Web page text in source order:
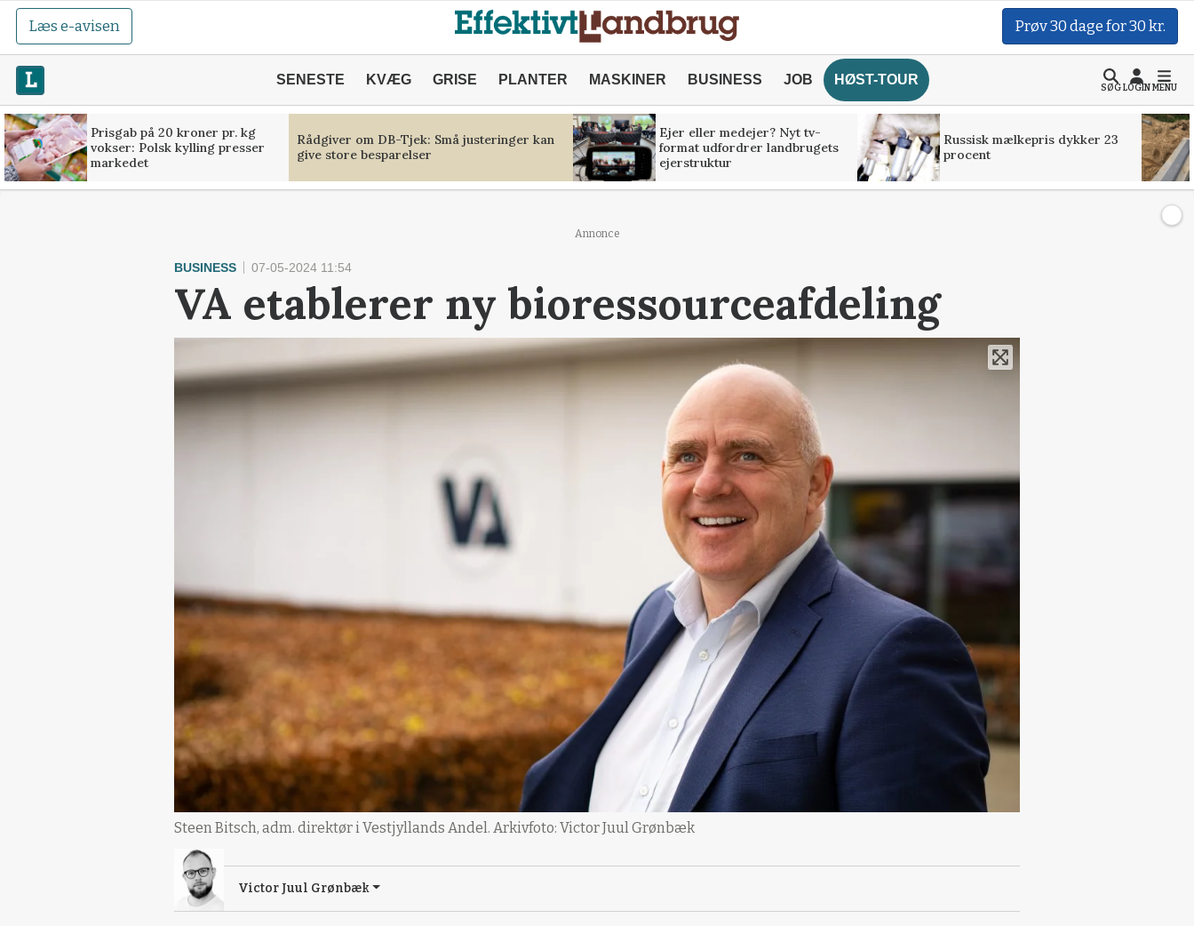
Læs e-avisen Prøv 30 dage for 30 kr.
SENESTE KVÆG GRISE PLANTER MASKINER BUSINESS JOB HØST-TOUR
SØGLOGINMENU
Prisgab på 20 kroner pr. kg
vokser: Polsk kylling presser
markedet
Rådgiver om DB-Tjek: Små justeringer kan
give store besparelser
Ejer eller medejer? Nyt tv-
format udfordrer landbrugets
ejerstruktur
Russisk mælkepris dykker 23
procent
Annonce
BUSINESS 07-05-2024 11:54
VA etablerer ny bioressourceafdeling
Steen Bitsch, adm. direktør i Vestjyllands Andel. Arkivfoto: Victor Juul Grønbæk
Victor Juul Grønbæk